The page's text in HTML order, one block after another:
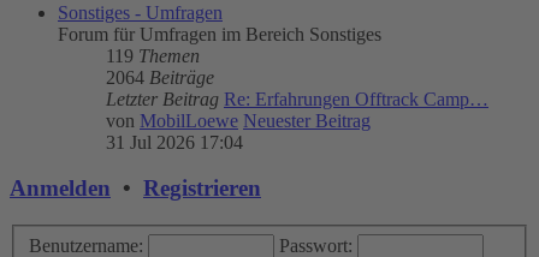
Sonstiges - Umfragen
Forum für Umfragen im Bereich Sonstiges
119 Themen
2064 Beiträge
Letzter Beitrag Re: Erfahrungen Offtrack Camp…
von MobilLoewe Neuester Beitrag
31 Jul 2026 17:04
Anmelden • Registrieren
Benutzername:
Passwort: